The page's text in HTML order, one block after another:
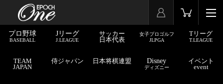
プロ野球
BASEBALL
Jリーグ
J.LEAGUE
サッカー
日本代表
女子プロゴルフ
JLPGA
Tリーグ
T.LEAGUE
TEAM
JAPAN
侍ジャパン 日本将棋連盟 Disney
ディズニー
イベント
event